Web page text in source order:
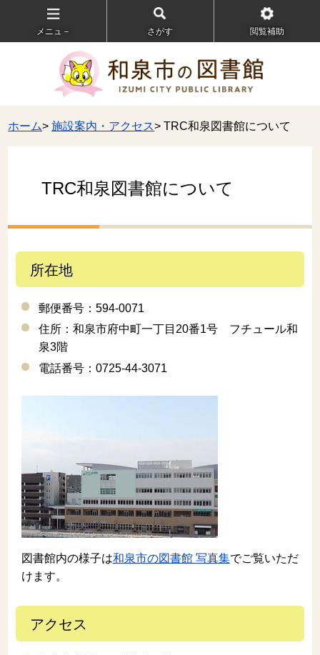
メニュ－ さがす 閲覧補助
ホーム>施設案内・アクセス> TRC和泉図書館について
TRC和泉図書館について
所在地
郵便番号：594-0071
住所：和泉市府中町一丁目20番1号 フチュール和
泉3階
電話番号：0725-44-3071
図書館内の様子は和泉市の図書館 写真集でご覧いただ
けます。
アクセス